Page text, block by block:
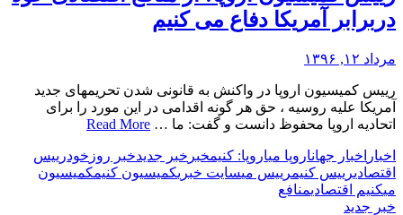
دربرابر آمریکا دفاع می کنیم
مرداد ۱۲, ۱۳۹۶
رییس کمیسیون اروپا در واکنش به قانونی شدن تحریمهای جدید
آمریکا علیه روسیه ، حق هر گونه اقدامی در این مورد را برای
اتحادیه اروپا محفوظ دانست و گفت: ما … Read More
اخبار اخبار جهاناروپا میاروپا: کنیمخبر خبر جدیدخبر روز خودرییس
اقتصادیرییس کنیمرییس میسایت خبریکمیسیون کنیمکمیسیون
میکنیم اقتصادیمنافع
خبر جدید